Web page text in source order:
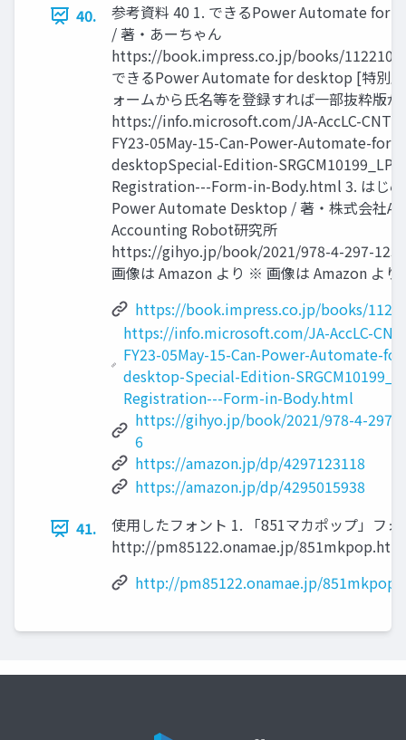
40.
参考資料 40 1. できるPower Automate for
/ 著・あーちゃん
https://book.impress.co.jp/books/
できるPower Automate for desktop [特別
ォームから氏名等を登録すれば一部抜粋版
https://info.microsoft.com/JA-AccLC-
FY23-05May-15-Can-Power-Automate-for-
desktopSpecial-Edition-
Registration---Form-in-Body.html 3. はじ
Power Automate Desktop / 著・株式会社
Accounting Robot研究所
https://gihyo.jp/book/2021/978-4-297-
画像は Amazon より ※ 画像は Amazon より
https://book.impress.co.jp/books/
https://info.microsoft.com/JA-AccLC-
FY23-05May-15-Can-Power-Automate-
desktop-Special-Edition-
Registration---Form-in-Body.html
https://gihyo.jp/book/2021/978-4-297-
6
https://amazon.jp/dp/4297123118
https://amazon.jp/dp/4295015938
41.
使用したフォント 1. 「851マカポップ」フォ
http://pm85122.onamae.jp/
http://pm85122.onamae.jp/